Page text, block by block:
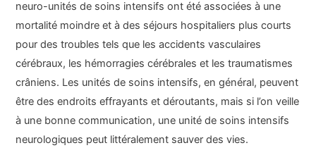
neuro-unités de soins intensifs ont été associées à une
mortalité moindre et à des séjours hospitaliers plus courts
pour des troubles tels que les accidents vasculaires
cérébraux, les hémorragies cérébrales et les traumatismes
crâniens. Les unités de soins intensifs, en général, peuvent
être des endroits effrayants et déroutants, mais si l’on veille
à une bonne communication, une unité de soins intensifs
neurologiques peut littéralement sauver des vies.